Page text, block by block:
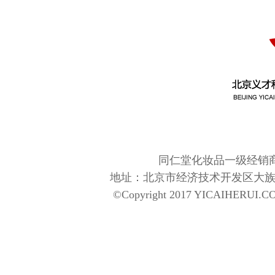
同仁堂化妆品一级经销
地址：北京市经济技术开发区大族
©Copyright 2017